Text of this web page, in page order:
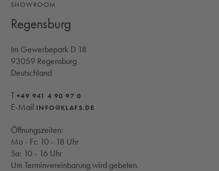
SHOWROOM
Regensburg
Im Gewerbepark D 18
93059 Regensburg
Deutschland
T +49 941 4 90 97 0
E-Mail INFO@KLAFS.DE
Öffnungszeiten:
Mo - Fr: 10 - 18 Uhr
Sa: 10 - 16 Uhr
Um Terminvereinbarung wird gebeten.